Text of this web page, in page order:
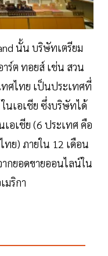
นั้น บริษัทเตรียม
ร์ต ทอยส์ เช่น สวน
ศไทย เป็นประเทศที่
นเอเชีย ซึ่งบริษัทได้
อเชีย (6 ประเทศ คือ
ย) ภายใน 12 เดือน
กยอดขายออนไลน์ใน
มริกา